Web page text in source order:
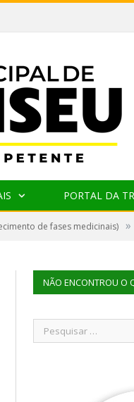
PORTAL DA
de fases medicinais) »
NÃO ENCONTROU O